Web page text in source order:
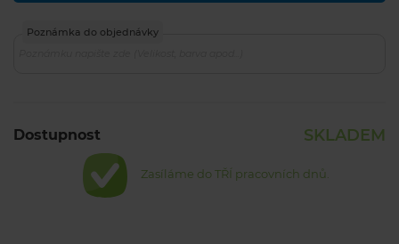
Poznámka do objednávky
Dostupnost SKLADEM
Zasíláme do TŘÍ pracovních dnů.